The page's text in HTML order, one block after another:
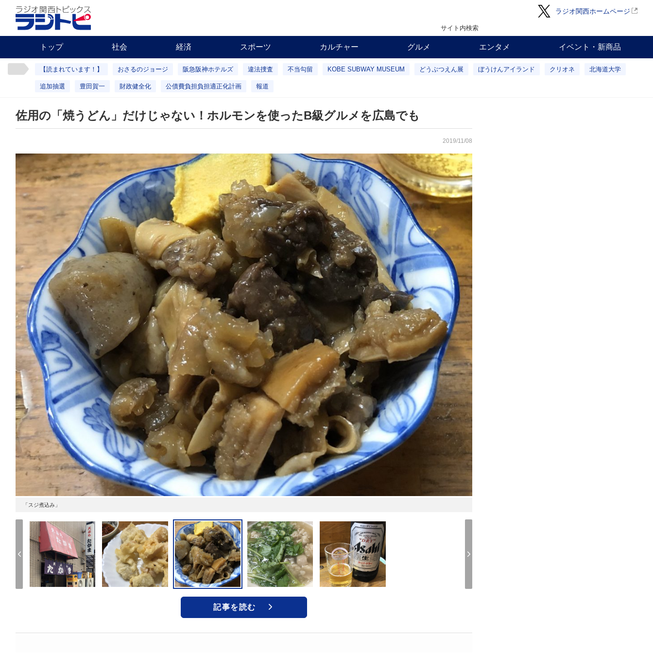
ラジオ関西ホームページ
サイト内検索
トップ 社会 経済 スポーツ カルチャー グルメ エンタメ イベント・新商品
【読まれています！】 おさるのジョージ 阪急阪神ホテルズ 違法捜査 不当勾留 KOBE SUBWAY MUSEUM どうぶつえん展 ぼうけんアイランド クリオネ 北海道大学
追加抽選 豊田賀一 財政健全化 公債費負担負担適正化計画 報道
佐用の「焼うどん」だけじゃない！ホルモンを使ったB級グルメを広島でも
2019/11/08
「スジ煮込み」
記事を読む